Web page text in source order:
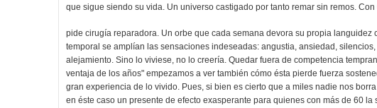
que sigue siendo su vida. Un universo castigado por tanto remar sin remos.
pide cirugía reparadora. Un orbe que cada semana devora su propia languidez
temporal se amplían las sensaciones indeseadas: angustia, ansiedad,
alejamiento. Sino lo viviese, no lo creería. Quedar fuera de competencia
ventaja de los años" empezamos a ver también cómo ésta pierde fuerza
gran experiencia de lo vivido. Pues, si bien es cierto que a miles nadie nos
en éste caso un presente de efecto exasperante para quienes con más de 60